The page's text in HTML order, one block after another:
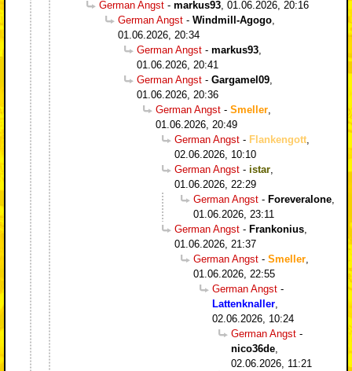
German Angst - markus93 01.06.2026, 20:16
German Angst - Windmill-Agogo
01.06.2026, 20:34
German Angst - markus93
01.06.2026, 20:41
German Angst - Gargamel09
01.06.2026, 20:36
German Angst - Smeller
01.06.2026, 20:49
German Angst - Flankengott
02.06.2026, 10:10
German Angst - istar
01.06.2026, 22:29
German Angst - Foreveralone
01.06.2026, 23:11
German Angst - Frankonius
01.06.2026, 21:37
German Angst - Smeller
01.06.2026, 22:55
German Angst -
Lattenknaller
02.06.2026, 10:24
German Angst -
nico36de
02.06.2026, 11:21